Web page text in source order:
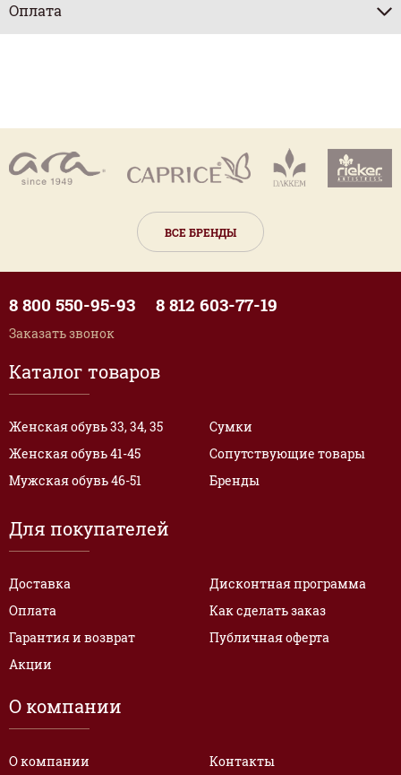
Оплата
ВСЕ БРЕНДЫ
Каталог товаров
Женская обувь 33, 34, 35
Женская обувь 41-45
Мужская обувь 46-51
Сумки
Сопутствующие товары
Бренды
Для покупателей
Доставка
Оплата
Гарантия и возврат
Акции
Дисконтная программа
Как сделать заказ
Публичная оферта
О компании
О компании Контакты
8 800 550-95-93 8 812 603-77-19
Заказать звонок